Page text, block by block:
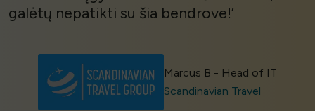
galėtų nepatikti su šia bendrove!’
Marcus B - Head of IT
Scandinavian Travel